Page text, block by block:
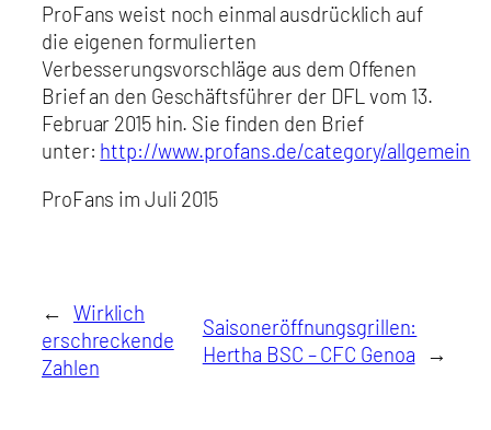
ProFans weist noch einmal ausdrücklich auf
die eigenen formulierten
Verbesserungsvorschläge aus dem Offenen
Brief an den Geschäftsführer der DFL vom 13.
Februar 2015 hin. Sie finden den Brief
unter: http://www.profans.de/category/allgemein
ProFans im Juli 2015
← Wirklich
erschreckende
Zahlen
Saisoneröffnungsgrillen:
Hertha BSC – CFC Genoa
→